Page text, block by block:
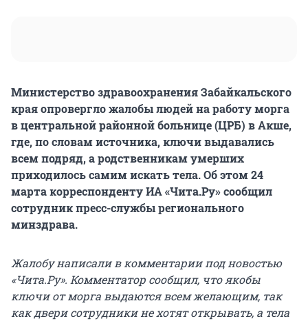
Министерство здравоохранения Забайкальского
края опровергло жалобы людей на работу морга
в центральной районной больнице (ЦРБ) в Акше,
где, по словам источника, ключи выдавались
всем подряд, а родственникам умерших
приходилось самим искать тела. Об этом 24
марта корреспонденту ИА «Чита.Ру» сообщил
сотрудник пресс-службы регионального
минздрава.
Жалобу написали в комментарии под новостью
«Чита.Ру». Комментатор сообщил, что якобы
ключи от морга выдаются всем желающим, так
как двери сотрудники не хотят открывать, а тела